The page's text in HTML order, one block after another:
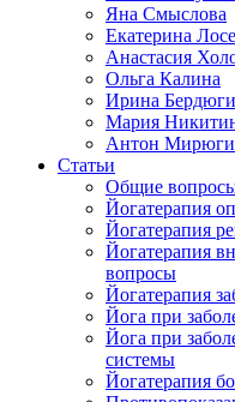
Яна Смыслова
Екатерина
Анастасия
Ольга Калина
Ирина
Мария
Антон
Статьи
Общие
Йогатерапия
Йогатерапия
Йогатерапия
вопросы
Йогатерапия
Йога при
Йога при
системы
Йогатерапия